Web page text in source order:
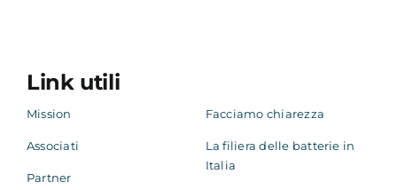
Link utili
Mission
Associati
Partner
Facciamo chiarezza
La filiera delle batterie in
Italia